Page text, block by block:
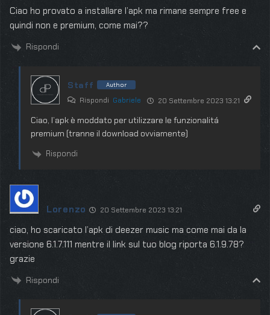
Ciao ho provato a installare l’apk ma rimane sempre free e
quindi non e premium, come mai??
Rispondi
Staff Author
Rispondi Gabriele 20 Settembre 2023 13:21
Ciao, l’apk è moddato per utilizzare le funzionalitá
premium (tranne il download ovviamente)
Rispondi
Lorenzo 20 Settembre 2023 13:21
ciao, ho scaricato l’apk di deezer music ma come mai da la
versione 6.1.7.111 mentre il link sul tuo blog riporta 6.1.9.78?
grazie
Rispondi